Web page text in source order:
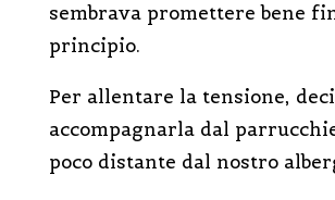
sembrava promettere bene
principio.
Per allentare la tensione,
accompagnarla dal
poco distante dal nostro